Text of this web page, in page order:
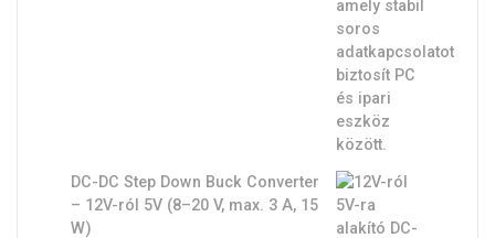
DC-DC Step Down Buck Converter
– 12V-ról 5V (8–20 V, max. 3 A, 15
W)